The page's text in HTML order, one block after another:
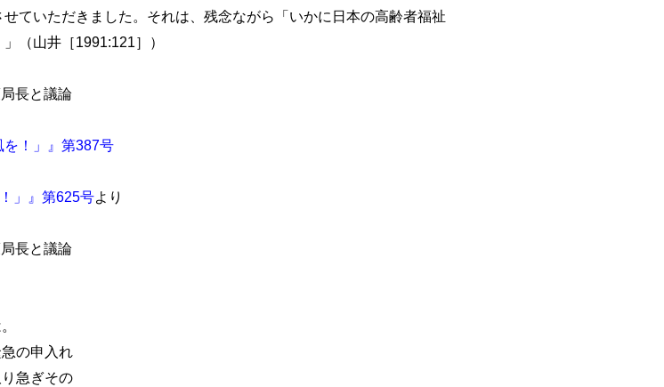
ていただきました。それは、残念ながら「いかに日本の高齢者福祉
（山井［1991:121］）
長と議論
を！」』第387号
」』第625号より
長と議論
の申入れ
急ぎその